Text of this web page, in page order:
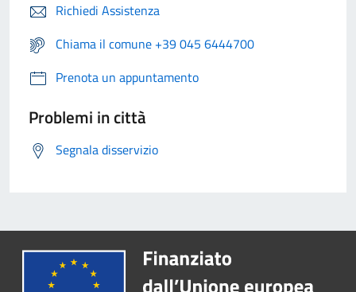
Richiedi Assistenza
Chiama il comune +39 045 6444700
Prenota un appuntamento
Problemi in città
Segnala disservizio